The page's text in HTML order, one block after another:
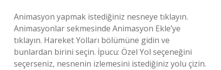
Animasyon yapmak istediğiniz nesneye tıklayın.
Animasyonlar sekmesinde Animasyon Ekle’ye
tıklayın. Hareket Yolları bölümüne gidin ve
bunlardan birini seçin. İpucu: Özel Yol seçeneğini
seçerseniz, nesnenin izlemesini istediğiniz yolu çizin.